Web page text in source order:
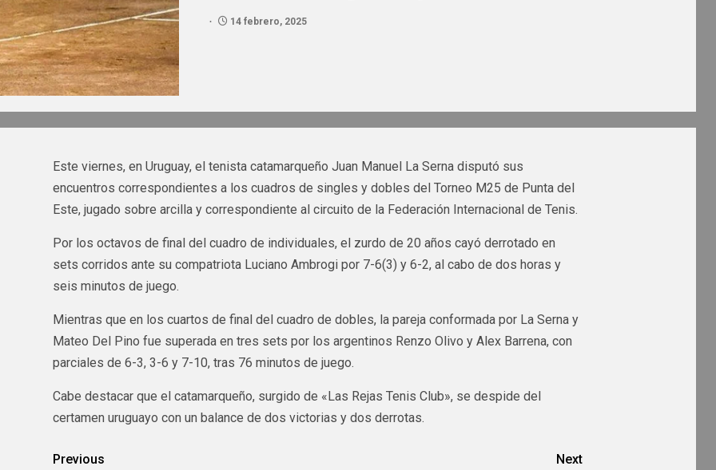
14 febrero, 2025
Este viernes, en Uruguay, el tenista catamarqueño Juan Manuel La Serna disputó sus
encuentros correspondientes a los cuadros de singles y dobles del Torneo M25 de Punta del
Este, jugado sobre arcilla y correspondiente al circuito de la Federación Internacional de Tenis.
Por los octavos de final del cuadro de individuales, el zurdo de 20 años cayó derrotado en
sets corridos ante su compatriota Luciano Ambrogi por 7-6(3) y 6-2, al cabo de dos horas y
seis minutos de juego.
Mientras que en los cuartos de final del cuadro de dobles, la pareja conformada por La Serna y
Mateo Del Pino fue superada en tres sets por los argentinos Renzo Olivo y Alex Barrena, con
parciales de 6-3, 3-6 y 7-10, tras 76 minutos de juego.
Cabe destacar que el catamarqueño, surgido de «Las Rejas Tenis Club», se despide del
certamen uruguayo con un balance de dos victorias y dos derrotas.
Previous
Next